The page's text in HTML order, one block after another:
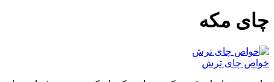
چای مکه
خواص چای ترش